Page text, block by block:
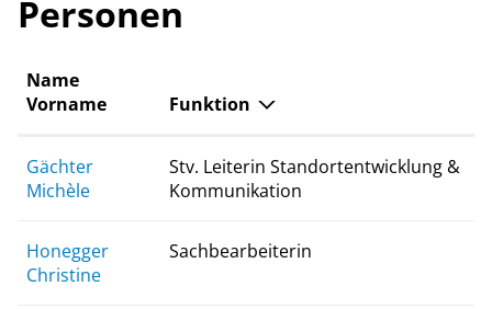
Personen
Name
Vorname
Funktion
Gächter
Michèle
Stv. Leiterin Standortentwicklung &
Kommunikation
Honegger
Christine
Sachbearbeiterin